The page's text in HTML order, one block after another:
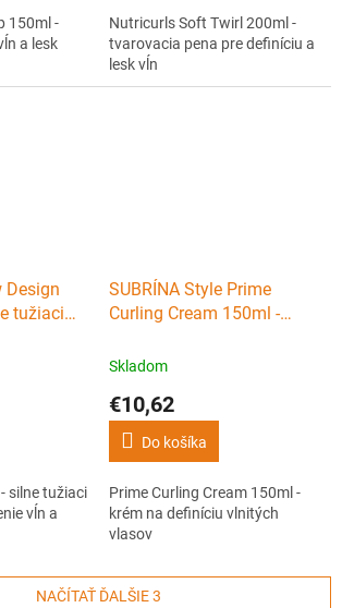
150ml -
a lesk
Nutricurls Soft Twirl 200ml -
tvarovacia pena pre definíciu a
lesk vĺn
Design
tužiaci
silne tužiaci
vĺn a
SUBRÍNA Style Prime
Curling Cream 150ml -
vlasov
Skladom
€10,62
Do košíka
Prime Curling Cream 150ml -
krém na definíciu vlnitých
vlasov
NAČÍTAŤ ĎALŠIE 3